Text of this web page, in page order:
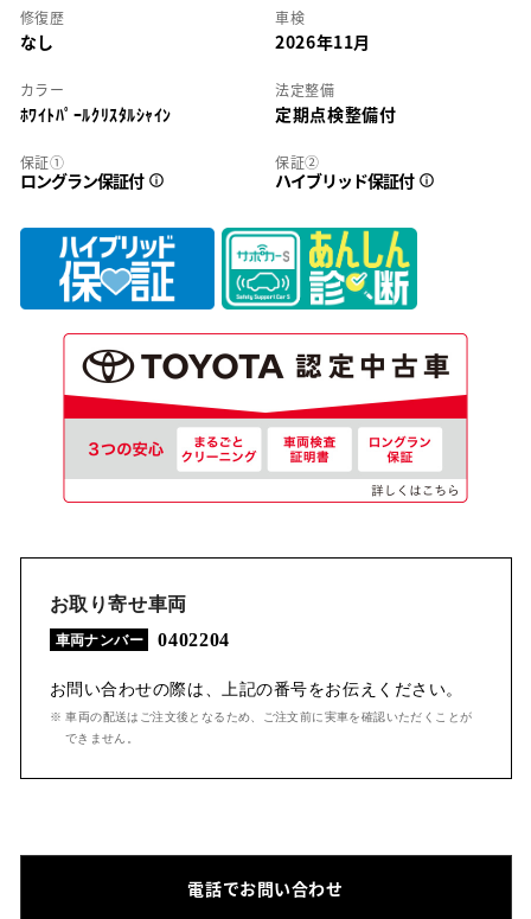
修復歴
なし
車検
2026年11月
カラー
ﾎﾜｲﾄﾊﾟｰﾙｸﾘｽﾀﾙｼｬｲﾝ
法定整備
定期点検整備付
保証①
ロングラン保証付
保証②
ハイブリッド保証付
お取り寄せ車両
車両ナンバー 0402204
お問い合わせの際は、上記の番号をお伝えください。
※ 車両の配送はご注文後となるため、ご注文前に実車を確認いただくことが
できません。
電話でお問い合わせ